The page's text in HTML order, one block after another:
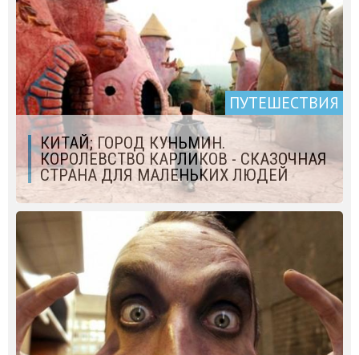
ПУТЕШЕСТВИЯ
КИТАЙ; ГОРОД КУНЬМИН.
КОРОЛЕВСТВО КАРЛИКОВ - СКАЗОЧНАЯ
СТРАНА ДЛЯ МАЛЕНЬКИХ ЛЮДЕЙ